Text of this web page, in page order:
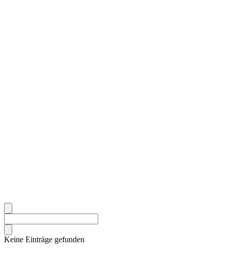
Keine Einträge gefunden